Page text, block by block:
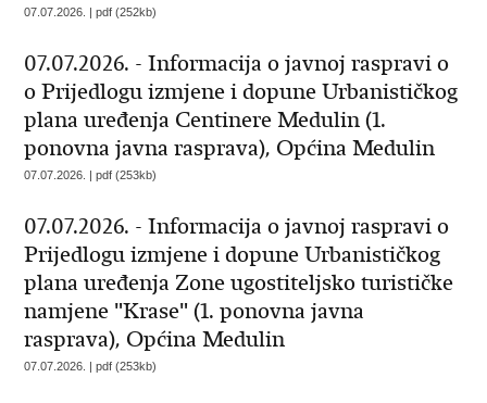
07.07.2026. | pdf (252kb)
07.07.2026. - Informacija o javnoj raspravi o
o Prijedlogu izmjene i dopune Urbanističkog
plana uređenja Centinere Medulin (1.
ponovna javna rasprava), Općina Medulin
07.07.2026. | pdf (253kb)
07.07.2026. - Informacija o javnoj raspravi o
Prijedlogu izmjene i dopune Urbanističkog
plana uređenja Zone ugostiteljsko turističke
namjene "Krase" (1. ponovna javna
rasprava), Općina Medulin
07.07.2026. | pdf (253kb)